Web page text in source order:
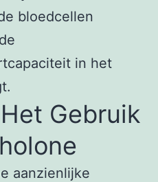
bloedcellen
in het
Gebruik
aanzienlijke